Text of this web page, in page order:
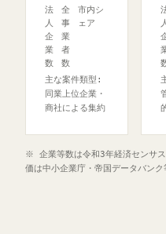
法
人
企
業
数
全
事
業
者
数
市内シ
ェア
主な案件類型:
同業上位企業・
商社による集約
人
※ 企業等数は令和3年経済センサ
価は中小企業庁・帝国データバンク